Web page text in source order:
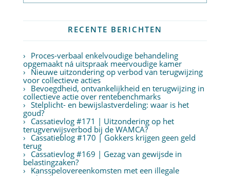
RECENTE BERICHTEN
Proces-verbaal enkelvoudige behandeling
opgemaakt ná uitspraak meervoudige kamer
Nieuwe uitzondering op verbod van terugwijzing
voor collectieve acties
Bevoegdheid, ontvankelijkheid en terugwijzing in
collectieve actie over rentebenchmarks
Stelplicht- en bewijslastverdeling: waar is het
goud?
Cassatievlog #171 | Uitzondering op het
terugverwijsverbod bij de WAMCA?
Cassatieblog #170 | Gokkers krijgen geen geld
terug
Cassatievlog #169 | Gezag van gewijsde in
belastingzaken?
Kansspelovereenkomsten met een illegale